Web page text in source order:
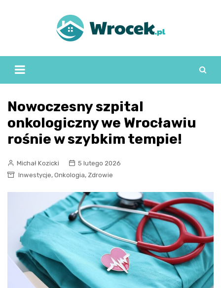
Nowoczesny szpital
onkologiczny we Wrocławiu
rośnie w szybkim tempie!
Michał Kozicki
5 lutego 2026
Inwestycje, Onkologia, Zdrowie